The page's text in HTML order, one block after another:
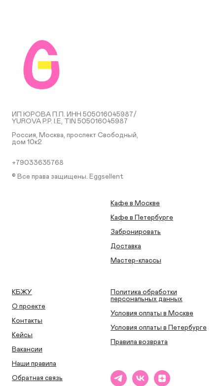
ИП ЮРОВА П.П. ИНН 505016045987/
YUROVA P.P. I.E, TIN 505016045987
Россия, Москва, проспект Свободный,
дом 10к2
+79033635768
© Все права защищены. Eggsellent
Кафе в Москве
Кафе в Петербурге
Забронировать
Доставка
Мастер-классы
КБЖУ
О проекте
Контакты
Кейсы
Вакансии
Наши правила
Обратная связь
Политика обработки
персональных данных
Условия оплаты в Москве
Условия оплаты в Петербурге
Правила возврата